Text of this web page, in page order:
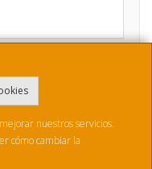
nuestros servicios.
cómo cambiar la
- Tfno: